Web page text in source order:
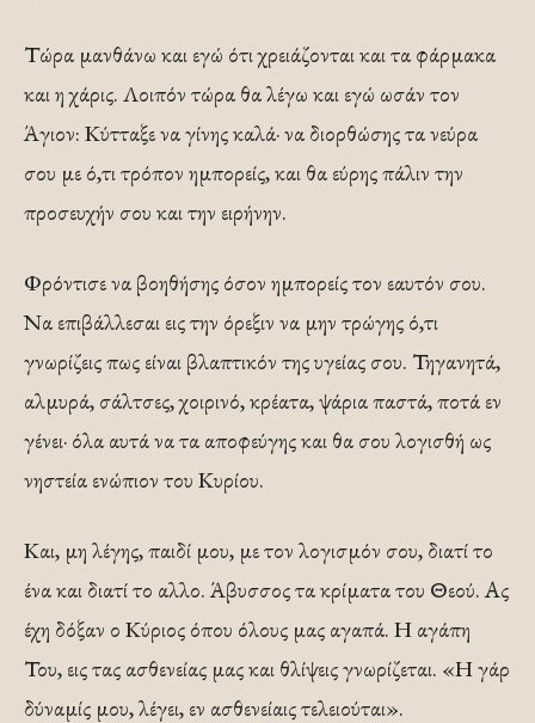
Τώρα μανθάνω και εγώ ότι χρειάζονται και τα φάρμακα
και η χάρις. Λοιπόν τώρα θα λέγω και εγώ ωσάν τον
Άγιον: Κύτταξε να γίνης καλά· να διορθώσης τα νεύρα
σου με ό,τι τρόπον ημπορείς, και θα εύρης πάλιν την
προσευχήν σου και την ειρήνην.
Φρόντισε να βοηθήσης όσον ημπορείς τον εαυτόν σου.
Να επιβάλλεσαι εις την όρεξιν να μην τρώγης ό,τι
γνωρίζεις πως είναι βλαπτικόν της υγείας σου. Τηγανητά,
αλμυρά, σάλτσες, χοιρινό, κρέατα, ψάρια παστά, ποτά εν
γένει· όλα αυτά να τα αποφεύγης και θα σου λογισθή ως
νηστεία ενώπιον του Κυρίου.
Και, μη λέγης, παιδί μου, με τον λογισμόν σου, διατί το
ένα και διατί το αλλο. Άβυσσος τα κρίματα του Θεού. Ας
έχη δόξαν ο Κύριος όπου όλους μας αγαπά. Η αγάπη
Του, εις τας ασθενείας μας και θλίψεις γνωρίζεται. «Η γάρ
δύναμίς μου, λέγει, εν ασθενείαις τελειούται».